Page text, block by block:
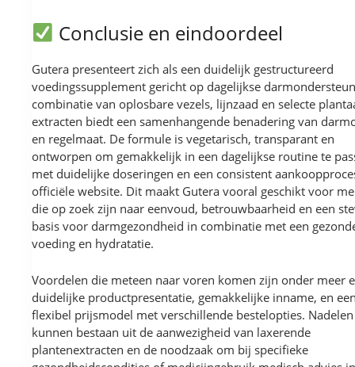
Conclusie en eindoordeel
Gutera presenteert zich als een duidelijk gestructureerd
voedingssupplement gericht op dagelijkse
combinatie van oplosbare vezels, lijnzaad en selecte
extracten biedt een samenhangende benadering van
en regelmaat. De formule is vegetarisch, transparant en
ontworpen om gemakkelijk in een dagelijkse routine te
met duidelijke doseringen en een consistent
officiële website. Dit maakt Gutera vooral geschikt voor
die op zoek zijn naar eenvoud, betrouwbaarheid en een
basis voor darmgezondheid in combinatie met een
voeding en hydratatie.
Voordelen die meteen naar voren komen zijn onder meer
duidelijke productpresentatie, gemakkelijke inname, en
flexibel prijsmodel met verschillende bestelopties. Nadelen
kunnen bestaan uit de aanwezigheid van laxerende
plantenextracten en de noodzaak om bij specifieke